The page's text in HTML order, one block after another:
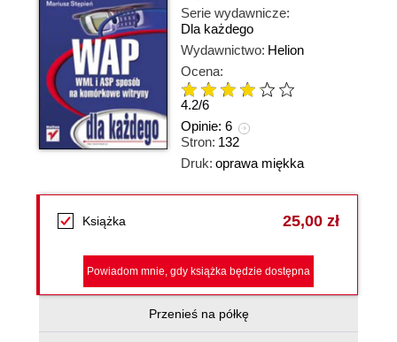
Serie wydawnicze:
Dla każdego
Wydawnictwo: Helion
Ocena:
4.2/6
Opinie: 6
Stron: 132
Druk: oprawa miękka
Książka 25,00 zł
Powiadom mnie, gdy książka będzie dostępna
Przenieś na półkę